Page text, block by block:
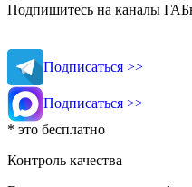
Подпишитесь на каналы
Подписаться >>
Подписаться >>
* это бесплатно
Контроль качества